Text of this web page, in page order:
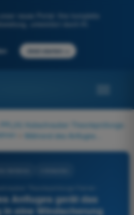
neues Portal: Ihre komplette
unterstützt durch KI.
Jetzt starten
PPL(H) Hubschrauber Theorieprüfungs-
Anfluges gerät das
in eine Windscherung